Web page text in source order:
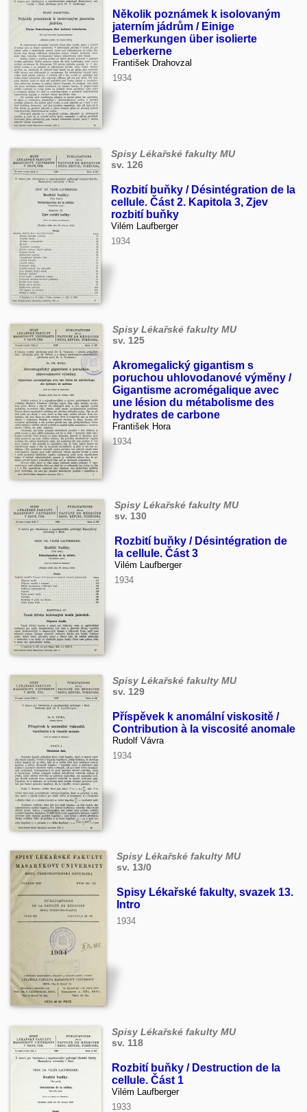
Několik poznámek k isolovaným
jaterním jádrům / Einige
Bemerkungen über isolierte
Leberkerne
František Drahovzal
1934
Spisy Lékařské fakulty MU
sv. 126
Rozbití buňky / Désintégration de la
cellule. Část 2. Kapitola 3, Zjev
rozbití buňky
Vilém Laufberger
1934
Spisy Lékařské fakulty MU
sv. 125
Akromegalický gigantism s
poruchou uhlovodanové výměny /
Gigantisme acromégalique avec
une lésion du métabolisme des
hydrates de carbone
František Hora
1934
Spisy Lékařské fakulty MU
sv. 130
Rozbití buňky / Désintégration de
la cellule. Část 3
Vilém Laufberger
1934
Spisy Lékařské fakulty MU
sv. 129
Příspěvek k anomální viskositě /
Contribution à la viscosité anomale
Rudolf Vávra
1934
Spisy Lékařské fakulty MU
sv. 13/0
Spisy Lékařské fakulty, svazek 13.
Intro
1934
Spisy Lékařské fakulty MU
sv. 118
Rozbití buňky / Destruction de la
cellule. Část 1
Vilém Laufberger
1933